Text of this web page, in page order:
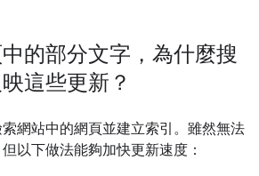
的部分文字，為什麼搜
這些更新？
網站中的網頁並建立索引。雖然無法
以下做法能夠加快更新速度：